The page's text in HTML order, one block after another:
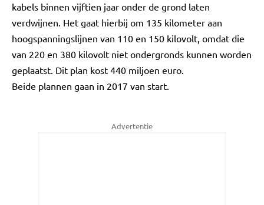
kabels binnen vijftien jaar onder de grond laten
verdwijnen. Het gaat hierbij om 135 kilometer aan
hoogspanningslijnen van 110 en 150 kilovolt, omdat die
van 220 en 380 kilovolt niet ondergronds kunnen worden
geplaatst. Dit plan kost 440 miljoen euro.
Beide plannen gaan in 2017 van start.
Advertentie